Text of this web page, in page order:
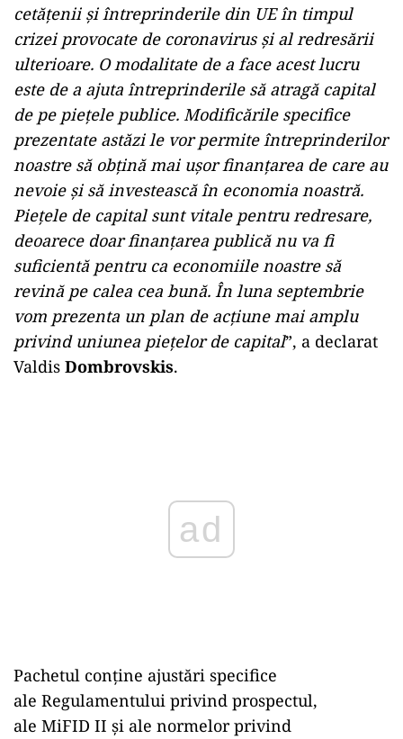
cetățenii și întreprinderile din UE în timpul
crizei provocate de coronavirus și al redresării
ulterioare. O modalitate de a face acest lucru
este de a ajuta întreprinderile să atragă capital
de pe piețele publice. Modificările specifice
prezentate astăzi le vor permite întreprinderilor
noastre să obțină mai ușor finanțarea de care au
nevoie și să investească în economia noastră.
Piețele de capital sunt vitale pentru redresare,
deoarece doar finanțarea publică nu va fi
suficientă pentru ca economiile noastre să
revină pe calea cea bună. În luna septembrie
vom prezenta un plan de acțiune mai amplu
privind uniunea piețelor de capital”, a declarat
Valdis Dombrovskis.
Pachetul conține ajustări specifice
ale Regulamentului privind prospectul,
ale MiFID II și ale normelor privind